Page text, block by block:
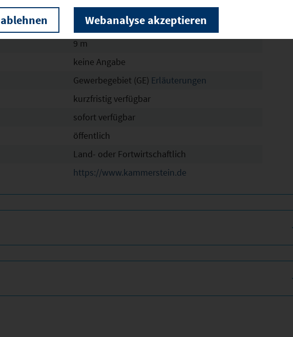
2,4
9 m
keine Angabe
Gewerbegebiet (GE) Erläuterungen
kurzfristig verfügbar
sofort verfügbar
öffentlich
Land- oder Fortwirtschaftlich
https://www.kammerstein.de
Webanalyse akzeptieren